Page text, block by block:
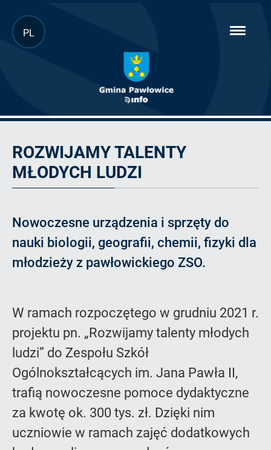
Przejdź
do
PL
ROZWIJAMY TALENTY
MŁODYCH LUDZI
Nowoczesne urządzenia i sprzęty do
nauki biologii, geografii, chemii, fizyki dla
młodzieży z pawłowickiego ZSO.
W ramach rozpoczętego w grudniu 2021 r.
projektu pn. „Rozwijamy talenty młodych
ludzi” do Zespołu Szkół
Ogólnokształcących im. Jana Pawła II,
trafią nowoczesne pomoce dydaktyczne
za kwotę ok. 300 tys. zł. Dzięki nim
uczniowie w ramach zajęć dodatkowych